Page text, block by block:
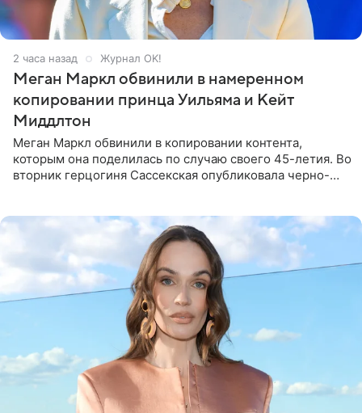
2 часа назад Журнал OK!
Меган Маркл обвинили в намеренном
копировании принца Уильяма и Кейт
Миддлтон
Меган Маркл обвинили в копировании контента,
которым она поделилась по случаю своего 45-летия. Во
вторник герцогиня Сассекская опубликовала черно-